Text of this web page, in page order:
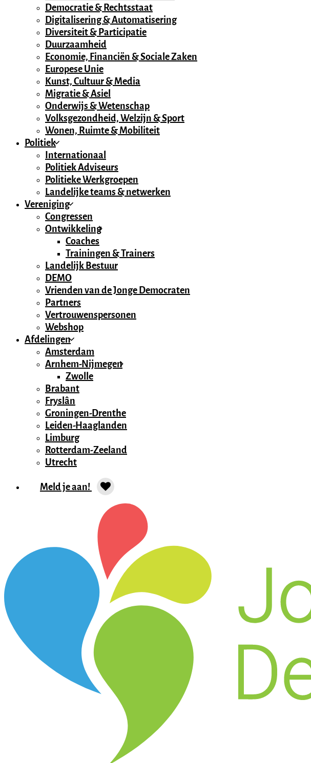
Democratie & Rechtsstaat
Digitalisering & Automatisering
Diversiteit & Participatie
Duurzaamheid
Economie, Financiën & Sociale Zaken
Europese Unie
Kunst, Cultuur & Media
Migratie & Asiel
Onderwijs & Wetenschap
Volksgezondheid, Welzijn & Sport
Wonen, Ruimte & Mobiliteit
Politiek
Internationaal
Politiek Adviseurs
Politieke Werkgroepen
Landelijke teams & netwerken
Vereniging
Congressen
Ontwikkeling
Coaches
Trainingen & Trainers
Landelijk Bestuur
DEMO
Vrienden van de Jonge Democraten
Partners
Vertrouwenspersonen
Webshop
Afdelingen
Amsterdam
Arnhem-Nijmegen
Zwolle
Brabant
Fryslân
Groningen-Drenthe
Leiden-Haaglanden
Limburg
Rotterdam-Zeeland
Utrecht
Meld je aan!